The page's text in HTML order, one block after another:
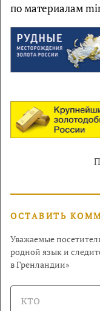
по материалам
ОСТАВИТЬ
Уважаемые
родной язык и
в Гренландии»